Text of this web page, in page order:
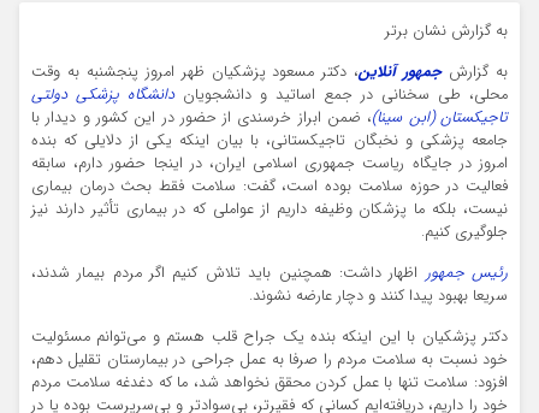
به گزارش نشان برتر
به گزارشجمهور آنلاین، دکتر مسعود پزشکیان ظهر امروز پنجشنبه به وقت
محلی، طی سخنانی در جمع اساتید و دانشجویاندانشگاه پزشکی دولتی
تاجیکستان (ابن سینا)، ضمن ابراز خرسندی از حضور در این کشور و دیدار با
جامعه پزشکی و نخبگان تاجیکستانی، با بیان اینکه یکی از دلایلی که بنده
امروز در جایگاه ریاست جمهوری اسلامی ایران، در اینجا حضور دارم، سابقه
فعالیت در حوزه سلامت بوده است، گفت: سلامت فقط بحث درمان بیماری
نیست، بلکه ما پزشکان وظیفه داریم از عواملی که در بیماری تأثیر دارند نیز
جلوگیری کنیم.
رئیس جمهوراظهار داشت: همچنین باید تلاش کنیم اگر مردم بیمار شدند،
سریعا بهبود پیدا کنند و دچار عارضه نشوند.
دکتر پزشکیان با این اینکه بنده یک جراح قلب هستم و می‌توانم مسئولیت
خود نسبت به سلامت مردم را صرفا به عمل جراحی در بیمارستان تقلیل دهم،
افزود: سلامت تنها با عمل کردن محقق نخواهد شد، ما که دغدغه سلامت مردم
خود را داریم، دریافته‌ایم کسانی که فقیرتر، بی‌سوادتر و بی‌سرپرست بوده یا در